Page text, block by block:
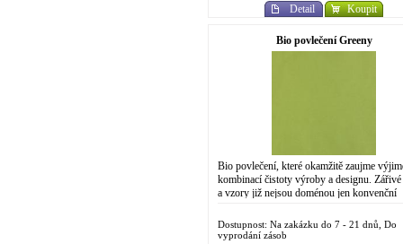
Detail Koupit
Bio povlečení Greeny
Bio povlečení, které okamžitě zaujme
kombinací čistoty výroby a designu.
a vzory již nejsou doménou jen konvenční
Dostupnost: Na zakázku do 7 - 21 dnů, Do
vyprodání zásob